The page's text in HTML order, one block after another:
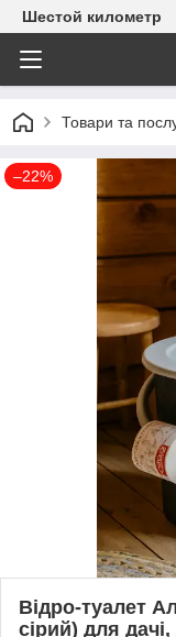
Шестой километр
Товари та
–22%
Відро-туалет
сірий) для